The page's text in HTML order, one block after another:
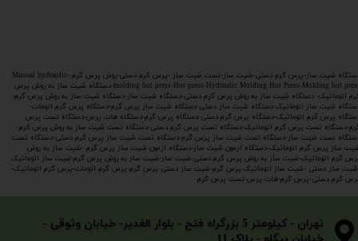
دستگاه شیت ساز-پرس گرم دستی-شیت ساز-تست شیت ساز -پرس گرم دستی-روش پرس گرم -Manual hydraulic
molding hot press-Hot press-Hydraulic Molding Hot Press-Molding hot press-دستگاه شیت ساز به روش پرس
اتوماتیک- دستگاه شیت ساز به روش پرس گرم دستی-دستگاه شیت ساز-دستگاه شیت ساز به روش پرس گرم-
شیت ساز اتوماتیک-دستگاه شیت ساز دستی-دستگاه شیت ساز پرس گرم-دستگاه پرس گرم اتومات-
پرس گرم اتوماتیک-دستگاه پرس گرم دستی-دستگاه پرس گرم-دستگاه هات پرس-دستگاه تست پرس
دستگاه تست پرس گرم اتوماتیک-دستگاه تست پرس گرم دستی-دستگاه تست شیت ساز به روش پرس گرم-
تست شیت ساز-دستگاه تست شیت ساز پرس گرم-دستگاه تست شیت ساز پرس گرم دستی-دستگاه تست
ساز پرس گرم اتوماتیک-دستگاه ازمون شیت ساز-دستگاه ازمون شیت ساز پرس گرم -شیت ساز به روش
گرم اتوماتیک-شیت ساز به روش پرس گرم دستی-شیت ساز-شیت ساز به روش پرس گرم-شیت ساز اتوماتیک
ساز دستی -شیت ساز اتوماتیک پرس گرم-شیت ساز دستی پرس گرم-پرس گرم اتومات-پرس گرم اتوماتیک-
گرم دستی-پرس گرم-هات پرس-تست پرس گرم
​​​​​​​تهران - کیلومتر 5 بزرگراه فتح - بلوار الغدیر- خیابان وثوقی -